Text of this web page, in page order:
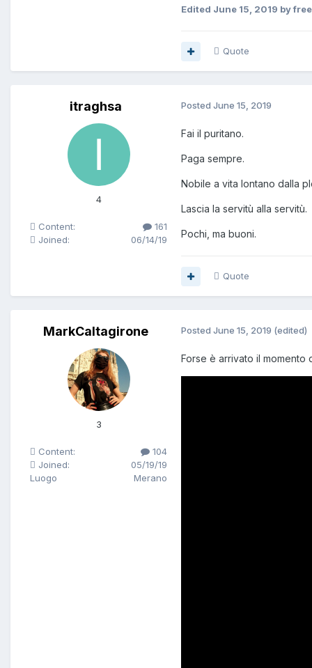
Edited June 15, 2019 by
Quote
itraghsa
4
Content:
161
Joined:
06/14/19
Posted June 15, 2019
Fai il puritano.
Paga sempre.
Nobile a vita lontano dalla
Lascia la servitù alla servitù.
Pochi, ma buoni.
Quote
MarkCaltagirone
3
Content:
104
Joined:
05/19/19
Luogo
Merano
Posted June 15, 2019 (edited)
Forse è arrivato il